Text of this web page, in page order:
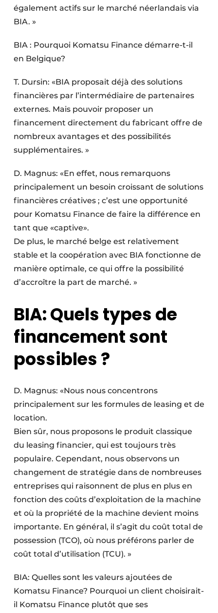
également actifs sur le marché néerlandais via
BIA. »
BIA : Pourquoi Komatsu Finance démarre-t-il
en Belgique?
T. Dursin: «BIA proposait déjà des solutions
financières par l’intermédiaire de partenaires
externes. Mais pouvoir proposer un
financement directement du fabricant offre de
nombreux avantages et des possibilités
supplémentaires. »
D. Magnus: «En effet, nous remarquons
principalement un besoin croissant de solutions
financières créatives ; c’est une opportunité
pour Komatsu Finance de faire la différence en
tant que «captive».
De plus, le marché belge est relativement
stable et la coopération avec BIA fonctionne de
manière optimale, ce qui offre la possibilité
d’accroître la part de marché. »
BIA: Quels types de
financement sont
possibles ?
D. Magnus: «Nous nous concentrons
principalement sur les formules de leasing et de
location.
Bien sûr, nous proposons le produit classique
du leasing financier, qui est toujours très
populaire. Cependant, nous observons un
changement de stratégie dans de nombreuses
entreprises qui raisonnent de plus en plus en
fonction des coûts d’exploitation de la machine
et où la propriété de la machine devient moins
importante. En général, il s’agit du coût total de
possession (TCO), où nous préférons parler de
coût total d’utilisation (TCU). »
BIA: Quelles sont les valeurs ajoutées de
Komatsu Finance? Pourquoi un client choisirait-
il Komatsu Finance plutôt que ses